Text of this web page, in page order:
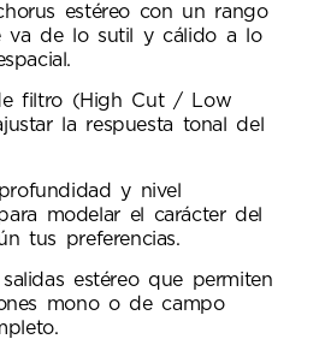
estéreo con un rango
va de lo sutil y cálido a lo
filtro (High Cut / Low
la respuesta tonal del
y nivel
modelar el carácter del
tus preferencias.
estéreo que permiten
mono o de campo